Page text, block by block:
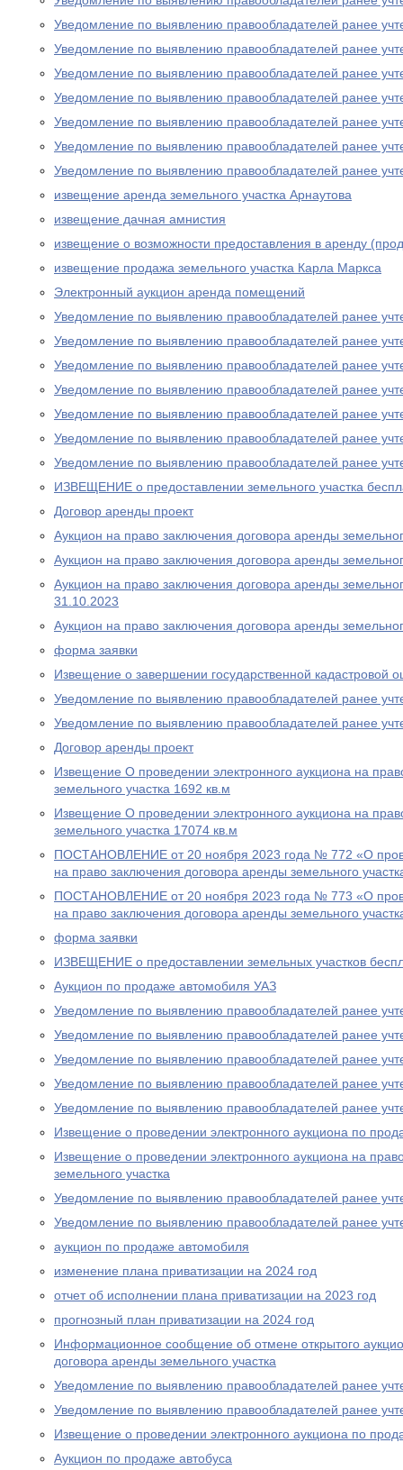
Уведомление по выявлению правообладателей ранее
Уведомление по выявлению правообладателей ранее
Уведомление по выявлению правообладателей ранее
Уведомление по выявлению правообладателей ранее
Уведомление по выявлению правообладателей ранее
Уведомление по выявлению правообладателей ранее
Уведомление по выявлению правообладателей ранее
извещение аренда земельного участка Арнаутова
извещение дачная амнистия
извещение о возможности предоставления в аренду
извещение продажа земельного участка Карла Маркса
Электронный аукцион аренда помещений
Уведомление по выявлению правообладателей ранее
Уведомление по выявлению правообладателей ранее
Уведомление по выявлению правообладателей ранее
Уведомление по выявлению правообладателей ранее
Уведомление по выявлению правообладателей ранее
Уведомление по выявлению правообладателей ранее
Уведомление по выявлению правообладателей ранее
ИЗВЕЩЕНИЕ о предоставлении земельного участка
Договор аренды проект
Аукцион на право заключения договора аренды
Аукцион на право заключения договора аренды
Аукцион на право заключения договора аренды
31.10.2023
Аукцион на право заключения договора аренды
форма заявки
Извещение о завершении государственной кадастровой
Уведомление по выявлению правообладателей ранее
Уведомление по выявлению правообладателей ранее
Договор аренды проект
Извещение О проведении электронного аукциона на
земельного участка 1692 кв.м
Извещение О проведении электронного аукциона на
земельного участка 17074 кв.м
ПОСТАНОВЛЕНИЕ от 20 ноября 2023 года № 772 «О
на право заключения договора аренды земельного
ПОСТАНОВЛЕНИЕ от 20 ноября 2023 года № 773 «О
на право заключения договора аренды земельного
форма заявки
ИЗВЕЩЕНИЕ о предоставлении земельных участков
Аукцион по продаже автомобиля УАЗ
Уведомление по выявлению правообладателей ранее
Уведомление по выявлению правообладателей ранее
Уведомление по выявлению правообладателей ранее
Уведомление по выявлению правообладателей ранее
Уведомление по выявлению правообладателей ранее
Извещение о проведении электронного аукциона по
Извещение о проведении электронного аукциона на
земельного участка
Уведомление по выявлению правообладателей ранее
Уведомление по выявлению правообладателей ранее
аукцион по продаже автомобиля
изменение плана приватизации на 2024 год
отчет об исполнении плана приватизации на 2023 год
прогнозный план приватизации на 2024 год
Информационное сообщение об отмене открытого
договора аренды земельного участка
Уведомление по выявлению правообладателей ранее
Уведомление по выявлению правообладателей ранее
Извещение о проведении электронного аукциона по
Аукцион по продаже автобуса